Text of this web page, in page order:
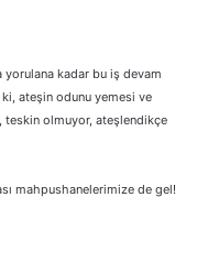
yorulana kadar bu iş devam
ateşin odunu yemesi ve
olmuyor, ateşlendikçe
mahpushanelerimize de gel!